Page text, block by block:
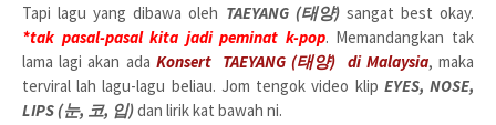
Tapi lagu yang dibawa oleh TAEYANG (태양) sangat best okay.
*tak pasal-pasal kita jadi peminat k-pop. Memandangkan tak
lama lagi akan ada Konsert TAEYANG (태양) di Malaysia, maka
terviral lah lagu-lagu beliau. Jom tengok video klip EYES, NOSE,
LIPS (눈, 코, 입)dan lirik kat bawah ni.